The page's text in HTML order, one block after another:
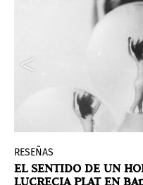
RESEÑAS
EL SENTIDO DE UN
LUCRECIA PLAT EN